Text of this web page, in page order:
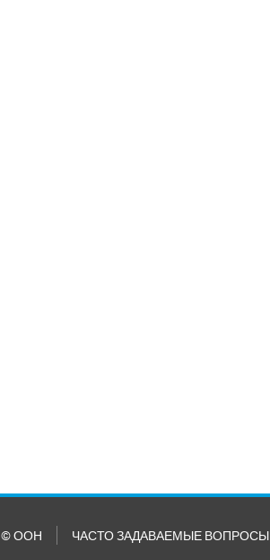
© ООН ЧАСТО ЗАДАВАЕМЫЕ ВОПРОСЫ